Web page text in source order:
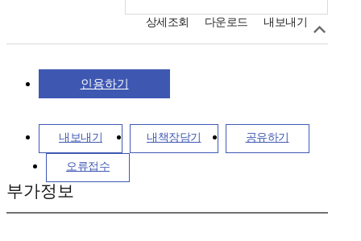
상세조회 다운로드 내보내기
인용하기
내보내기 내책장담기 공유하기
오류접수
부가정보